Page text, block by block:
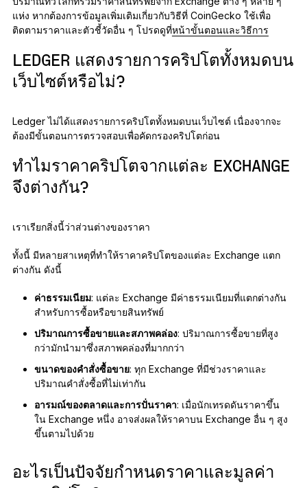
แห่ง หากต้องการข้อมูลเพิ่มเติมเกี่ยวกับวิธีที่ CoinGecko ใช้เพื่อ
ติดตามราคาและตัวชี้วัดอื่น ๆ โปรดดูที่หน้าขั้นตอนและวิธีการ
LEDGER แสดงรายการคริปโตทั้งหมดบน
เว็บไซต์หรือไม่?
Ledger ไม่ได้แสดงรายการคริปโตทั้งหมดบนเว็บไซต์ เนื่องจากจะ
ต้องมีขั้นตอนการตรวจสอบเพื่อคัดกรองคริปโตก่อน
ทำไมราคาคริปโตจากแต่ละ EXCHANGE
จึงต่างกัน?
เราเรียกสิ่งนี้ว่าส่วนต่างของราคา
ทั้งนี้ มีหลายสาเหตุที่ทำให้ราคาคริปโตของแต่ละ Exchange แตก
ต่างกัน ดังนี้
ค่าธรรมเนียม: แต่ละ Exchange มีค่าธรรมเนียมที่แตกต่างกัน
สำหรับการซื้อหรือขายสินทรัพย์
ปริมาณการซื้อขายและสภาพคล่อง: ปริมาณการซื้อขายที่สูง
กว่ามักนำมาซึ่งสภาพคล่องที่มากกว่า
ขนาดของคำสั่งซื้อขาย: ทุก Exchange ที่มีช่วงราคาและ
ปริมาณคำสั่งซื้อที่ไม่เท่ากัน
อารมณ์ของตลาดและการปั่นราคา: เมื่อนักเทรดดันราคาขึ้น
ใน Exchange หนึ่ง อาจส่งผลให้ราคาบน Exchange อื่น ๆ สูง
ขึ้นตามไปด้วย
อะไรเป็นปัจจัยกำหนดราคาและมูลค่า